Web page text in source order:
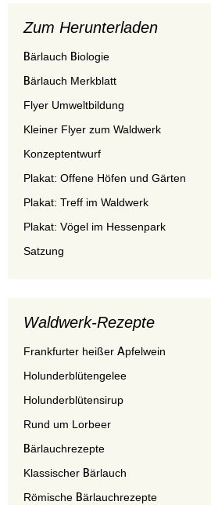
Zum Herunterladen
Bärlauch Biologie
Bärlauch Merkblatt
Flyer Umweltbildung
Kleiner Flyer zum Waldwerk
Konzeptentwurf
Plakat: Offene Höfen und Gärten
Plakat: Treff im Waldwerk
Plakat: Vögel im Hessenpark
Satzung
Waldwerk-Rezepte
Frankfurter heißer Apfelwein
Holunderblütengelee
Holunderblütensirup
Rund um Lorbeer
Bärlauchrezepte
Klassischer Bärlauch
Römische Bärlauchrezepte